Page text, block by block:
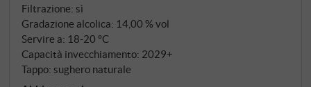
calcareo, hanno un'influenza decisiva sul carattere
del vino. Le uve vengono raccolte a mano in piccole
cassette a fine agosto o inizio settembre, quando
sono leggermente surmature per garantire la
massima qualità. Dopo la fermentazione a
Filtrazione: sì
Gradazione alcolica: 14,00 % vol
Servire a: 18‑20 °C
Capacità invecchiamento: 2029+
Tappo: sughero naturale